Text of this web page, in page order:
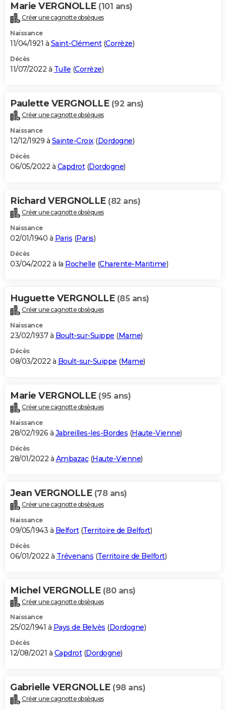
Marie VERGNOLLE (101 ans)
Créer une cagnotte obsèques
Naissance
11/04/1921 à Saint-Clément(Corrèze)
Décès
11/07/2022 à Tulle (Corrèze)
Paulette VERGNOLLE (92 ans)
Créer une cagnotte obsèques
Naissance
12/12/1929 à Sainte-Croix(Dordogne)
Décès
06/05/2022 à Capdrot(Dordogne)
Richard VERGNOLLE (82 ans)
Créer une cagnotte obsèques
Naissance
02/01/1940 à Paris (Paris)
Décès
03/04/2022 à la Rochelle (Charente-Maritime)
Huguette VERGNOLLE (85 ans)
Créer une cagnotte obsèques
Naissance
23/02/1937 à Boult-sur-Suippe (Marne)
Décès
08/03/2022 à Boult-sur-Suippe (Marne)
Marie VERGNOLLE (95 ans)
Créer une cagnotte obsèques
Naissance
28/02/1926 à Jabreilles-les-Bordes (Haute-Vienne)
Décès
28/01/2022 à Ambazac(Haute-Vienne)
Jean VERGNOLLE (78 ans)
Créer une cagnotte obsèques
Naissance
09/05/1943 à Belfort(Territoire de Belfort)
Décès
06/01/2022 à Trévenans (Territoire de Belfort)
Michel VERGNOLLE (80 ans)
Créer une cagnotte obsèques
Naissance
25/02/1941 à Pays de Belvès (Dordogne)
Décès
12/08/2021 à Capdrot(Dordogne)
Gabrielle VERGNOLLE (98 ans)
Créer une cagnotte obsèques